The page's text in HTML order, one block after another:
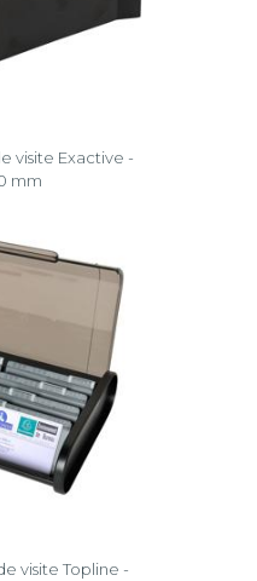
visite Exactive -
mm
visite Topline -